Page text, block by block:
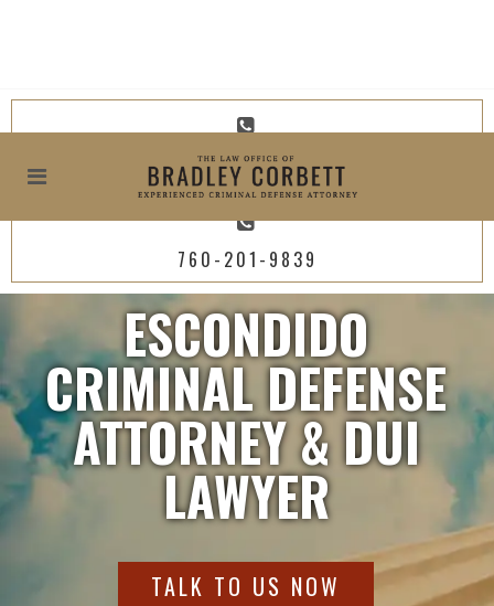
619-800-4449
760-201-9839
ESCONDIDO
CRIMINAL DEFENSE
ATTORNEY & DUI
LAWYER
TALK TO US NOW